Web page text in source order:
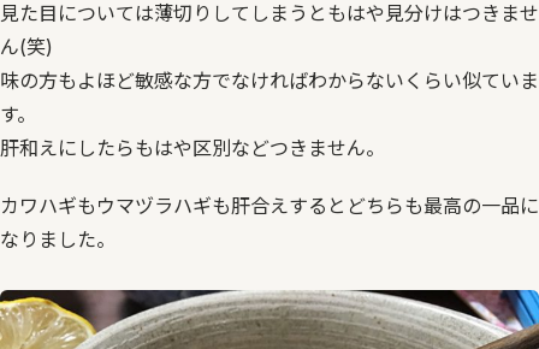
見た目については薄切りしてしまうともはや見分けはつきませ
ん(笑)
味の方もよほど敏感な方でなければわからないくらい似ていま
す。
肝和えにしたらもはや区別などつきません。
カワハギもウマヅラハギも肝合えするとどちらも最高の一品に
なりました。